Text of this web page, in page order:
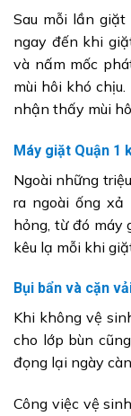
Sau mỗi lần
ngay đến khi
và nấm mốc
mùi hôi khó
nhận thấy mùi
Máy giặt Quận 1
Ngoài những
ra ngoài ống xả
hỏng, từ đó máy
kêu lạ mỗi khi
Bụi bẩn và cặn
Khi không vệ
cho lớp bùn
đọng lại ngày
Công việc vệ